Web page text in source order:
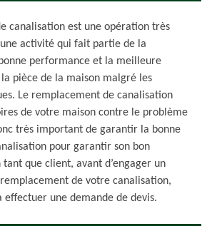
canalisation est une opération très
une activité qui fait partie de la
performance et la meilleure
pièce de la maison malgré les
Le remplacement de canalisation
de votre maison contre le problème
très important de garantir la bonne
pour garantir son bon
que client, avant d’engager un
de votre canalisation,
effectuer une demande de devis.